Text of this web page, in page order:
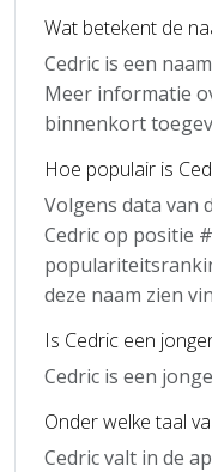
Wat betekent de
Cedric is een
Meer informatie
binnenkort
Hoe populair is
Volgens data van
Cedric op positie
deze naam zien
Is Cedric een
Cedric is een
Onder welke taal
Cedric valt in de